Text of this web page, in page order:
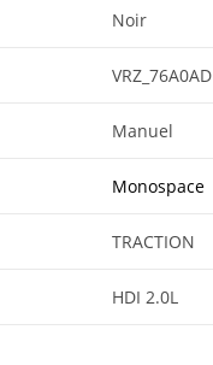
Noir
VRZ_76A0AD
Manuel
Monospace
TRACTION
HDI 2.0L